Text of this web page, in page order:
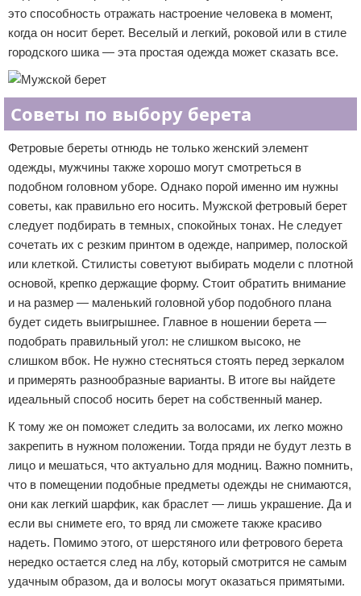
это способность отражать настроение человека в момент,
когда он носит берет. Веселый и легкий, роковой или в стиле
городского шика — эта простая одежда может сказать все.
Советы по выбору берета
Фетровые береты отнюдь не только женский элемент
одежды, мужчины также хорошо могут смотреться в
подобном головном уборе. Однако порой именно им нужны
советы, как правильно его носить. Мужской фетровый берет
следует подбирать в темных, спокойных тонах. Не следует
сочетать их с резким принтом в одежде, например, полоской
или клеткой. Стилисты советуют выбирать модели с плотной
основой, крепко держащие форму. Стоит обратить внимание
и на размер — маленький головной убор подобного плана
будет сидеть выигрышнее. Главное в ношении берета —
подобрать правильный угол: не слишком высоко, не
слишком вбок. Не нужно стесняться стоять перед зеркалом
и примерять разнообразные варианты. В итоге вы найдете
идеальный способ носить берет на собственный манер.
К тому же он поможет следить за волосами, их легко можно
закрепить в нужном положении. Тогда пряди не будут лезть в
лицо и мешаться, что актуально для модниц. Важно помнить,
что в помещении подобные предметы одежды не снимаются,
они как легкий шарфик, как браслет — лишь украшение. Да и
если вы снимете его, то вряд ли сможете также красиво
надеть. Помимо этого, от шерстяного или фетрового берета
нередко остается след на лбу, который смотрится не самым
удачным образом, да и волосы могут оказаться примятыми.